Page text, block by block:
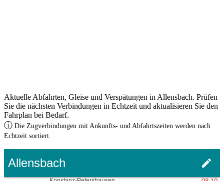
Aktuelle Abfahrten, Gleise und Verspätungen in Allensbach. Prüfen
Sie die nächsten Verbindungen in Echtzeit und aktualisieren Sie den
Fahrplan bei Bedarf.
ⓘ Die Zugverbindungen mit Ankunfts- und Abfahrtszeiten werden nach
Echtzeit sortiert.